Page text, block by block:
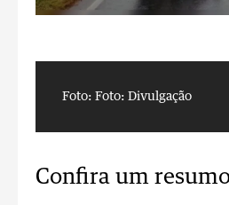
Foto: Foto: Divulgação
Confira um